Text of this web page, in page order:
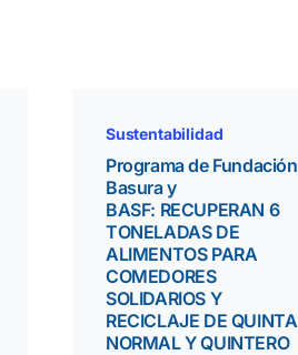
Sustentabilidad
Programa de Fundación
Basura y
BASF: RECUPERAN 6
TONELADAS DE
ALIMENTOS PARA
COMEDORES
SOLIDARIOS Y
RECICLAJE DE QUINTA
NORMAL Y QUINTERO